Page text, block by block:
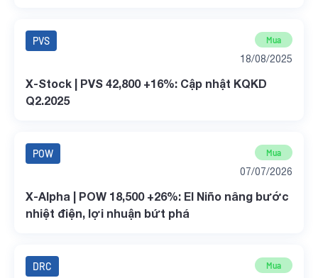
PVS Mua
18/08/2025
X-Stock | PVS 42,800 +16%: Cập nhật KQKD
Q2.2025
POW Mua
07/07/2026
X-Alpha | POW 18,500 +26%: El Niño nâng bước
nhiệt điện, lợi nhuận bứt phá
DRC Mua